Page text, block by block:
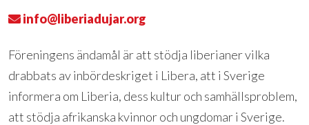
info@liberiadujar.org
Föreningens ändamål är att stödja liberianer vilka
drabbats av inbördeskriget i Libera, att i Sverige
informera om Liberia, dess kultur och samhällsproblem,
att stödja afrikanska kvinnor och ungdomar i Sverige.